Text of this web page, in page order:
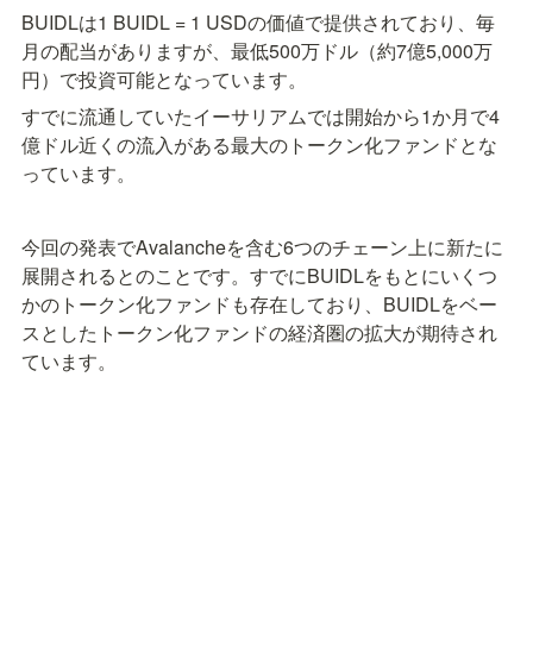
BUIDLは1 BUIDL = 1 USDの価値で提供されており、毎
月の配当がありますが、最低500万ドル（約7億5,000万
円）で投資可能となっています。
すでに流通していたイーサリアムでは開始から1か月で4
億ドル近くの流入がある最大のトークン化ファンドとな
っています。
今回の発表でAvalancheを含む6つのチェーン上に新たに
展開されるとのことです。すでにBUIDLをもとにいくつ
かのトークン化ファンドも存在しており、BUIDLをベー
スとしたトークン化ファンドの経済圏の拡大が期待され
ています。